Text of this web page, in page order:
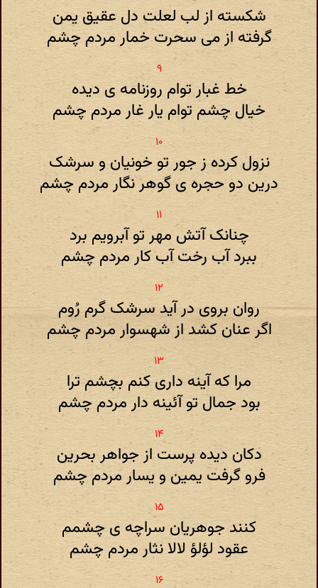
شکسته از لب لعلت دل عقیق یمن
گرفته از می سحرت خمار مردم چشم
خط غبار توام روزنامه ی دیده
خیال چشم توام یار غار مردم چشم
نزول کرده ز جور تو خونیان و سرشک
درین دو حجره ی گوهر نگار مردم چشم
چنانک آتش مهر تو آبرویم برد
ببرد آب رخت آب کار مردم چشم
روان بروی در آید سرشک گرم رُوم
اگر عنان کشد از شهسوار مردم چشم
مرا که آینه داری کنم بچشم ترا
بود جمال تو آئینه دار مردم چشم
دکان دیده پرست از جواهر بحرین
فرو گرفت یمین و یسار مردم چشم
کنند جوهریان سراچه ی چشمم
عقود لؤلؤ لالا نثار مردم چشم